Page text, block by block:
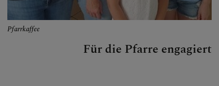
Pfarrkaffee
Für die Pfarre engagiert